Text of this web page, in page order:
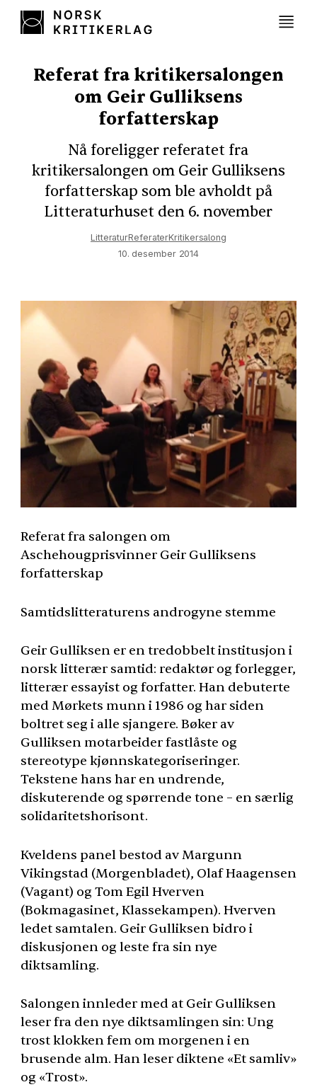
Referat fra kritikersalongen
om Geir Gulliksens
forfatterskap
Nå foreligger referatet fra
kritikersalongen om Geir Gulliksens
forfatterskap som ble avholdt på
Litteraturhuset den 6. november
LitteraturReferaterKritikersalong
10. desember 2014
Referat fra salongen om
Aschehougprisvinner Geir Gulliksens
forfatterskap
Samtidslitteraturens androgyne stemme
Geir Gulliksen er en tredobbelt institusjon i
norsk litterær samtid: redaktør og forlegger,
litterær essayist og forfatter. Han debuterte
med Mørkets munn i 1986 og har siden
boltret seg i alle sjangere. Bøker av
Gulliksen motarbeider fastlåste og
stereotype kjønnskategoriseringer.
Tekstene hans har en undrende,
diskuterende og spørrende tone – en særlig
solidaritetshorisont.
Kveldens panel bestod av Margunn
Vikingstad (Morgenbladet), Olaf Haagensen
(Vagant) og Tom Egil Hverven
(Bokmagasinet, Klassekampen). Hverven
ledet samtalen. Geir Gulliksen bidro i
diskusjonen og leste fra sin nye
diktsamling.
Salongen innleder med at Geir Gulliksen
leser fra den nye diktsamlingen sin: Ung
trost klokken fem om morgenen i en
brusende alm. Han leser diktene «Et samliv»
og «Trost».